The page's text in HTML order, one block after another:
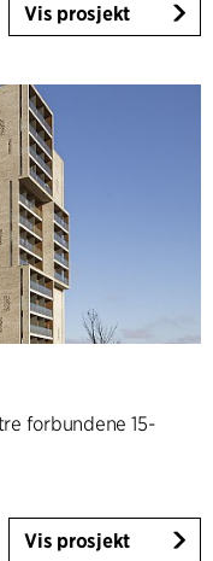
Vis prosjekt
forbundene 15-
Vis prosjekt